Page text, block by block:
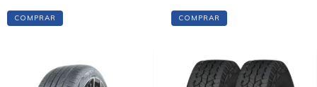
COMPRAR COMPRAR